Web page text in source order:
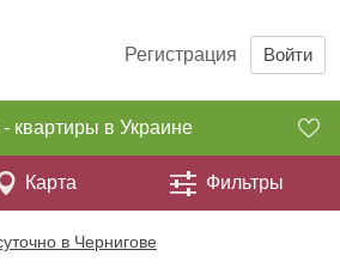
Регистрация Войти
- квартиры в Украине
Карта Фильтры
в Чернигове